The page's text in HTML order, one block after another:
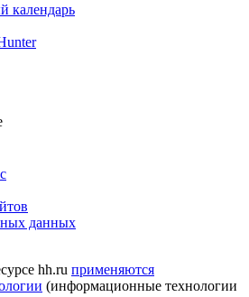
календарь
данных
hh.ru применяются
(информационные технологии